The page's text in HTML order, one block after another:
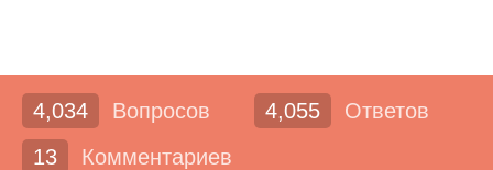
4,034 Вопросов 4,055
Ответов
13
Комментариев